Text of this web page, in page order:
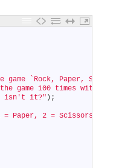
game `Rock, Paper,
game 100 times with
isn't it?" ) ;
Paper, 2 = Scissors"